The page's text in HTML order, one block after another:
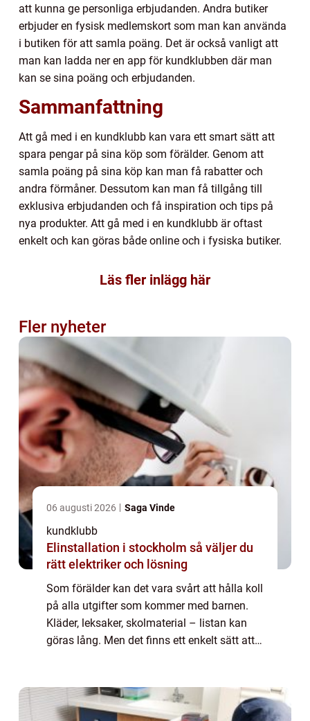
att kunna ge personliga erbjudanden. Andra butiker
erbjuder en fysisk medlemskort som man kan använda
i butiken för att samla poäng. Det är också vanligt att
man kan ladda ner en app för kundklubben där man
kan se sina poäng och erbjudanden.
Sammanfattning
Att gå med i en kundklubb kan vara ett smart sätt att
spara pengar på sina köp som förälder. Genom att
samla poäng på sina köp kan man få rabatter och
andra förmåner. Dessutom kan man få tillgång till
exklusiva erbjudanden och få inspiration och tips på
nya produkter. Att gå med i en kundklubb är oftast
enkelt och kan göras både online och i fysiska butiker.
Läs fler inlägg här
Fler nyheter
06 augusti 2026 Saga Vinde
kundklubb
Elinstallation i stockholm så väljer du
rätt elektriker och lösning
Som förälder kan det vara svårt att hålla koll
på alla utgifter som kommer med barnen.
Kläder, leksaker, skolmaterial – listan kan
göras lång. Men det finns ett enkelt sätt att